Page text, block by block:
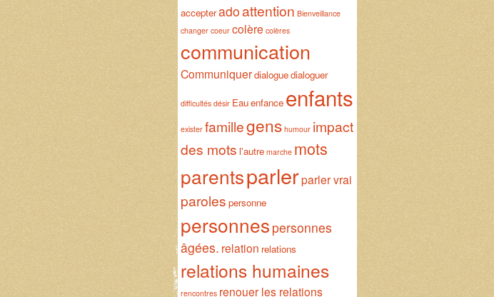
accepteradoattention Bienveillance
changer coeur colère colères
communication
Communiquerdialoguedialoguer
difficultés désir Eauenfance enfants
exister famillegens humour impact
des mots l'autre marche mots
parentsparlerparler vrai
paroles personne
personnes personnes
âgées. relation relations
relations humaines
rencontres renouer les relations